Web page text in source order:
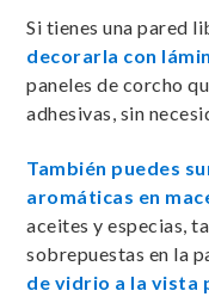
Si tienes una pared
decorarla con
paneles de corcho
adhesivas, sin
También puedes
aromáticas en
aceites y especias,
sobrepuestas en la
de vidrio a la vista